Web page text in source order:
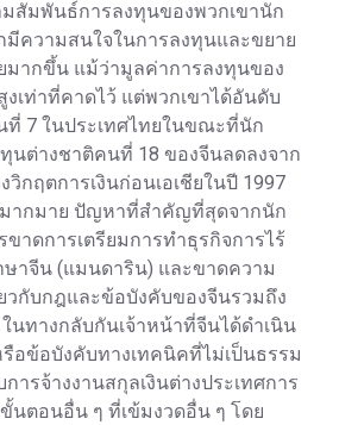
มสัมพันธ์การลงทุนของพวกเขานัก
ความสนใจในการลงทุนและขยาย
มากขึ้น แม้ว่ามูลค่าการลงทุนของ
งเท่าที่คาดไว้ แต่พวกเขาได้อันดับ
7 ในประเทศไทยในขณะที่นัก
นต่างชาติคนที่ 18 ของจีนลดลงจาก
กฤตการเงินก่อนเอเชียในปี 1997
ากมาย ปัญหาที่สำคัญที่สุดจากนัก
ขาดการเตรียมการทำธุรกิจการไร้
าจีน (แมนดาริน) และขาดความ
วกับกฎและข้อบังคับของจีนรวมถึง
นทางกลับกันเจ้าหน้าที่จีนได้ดำเนิน
อข้อบังคับทางเทคนิคที่ไม่เป็นธรรม
ารจ้างงานสกุลเงินต่างประเทศการ
นตอนอื่น ๆ ที่เข้มงวดอื่น ๆ โดย